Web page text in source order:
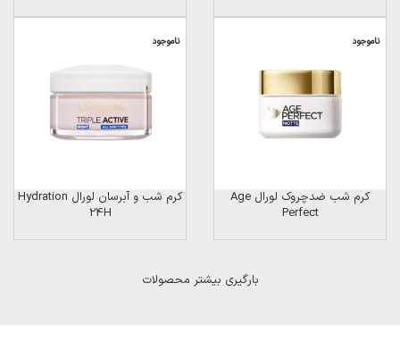
ناموجود
کرم شب ضدچروک لورال Age
Perfect
ناموجود
کرم شب و آبرسان لورال Hydration
24H
بارگیری بیشتر محصولات